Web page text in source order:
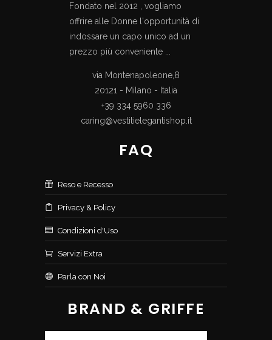
Fondato nel 2012 , vogliamo
offrire alle Donne l'opportunità di
indossare un capo unico ad un
prezzo più conveniente ...
via Montenapoleone,8
20121 - Milano - Italia
+39 334 5960 336
caring@vestitielegantishop.it
FAQ
Reso e Recesso
Privacy & Policy
Condizioni d'Uso
Servizi Extra
Parla con Noi
BRAND & GRIFFE